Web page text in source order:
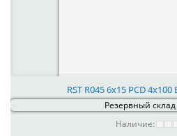
RST R045 6x15 PCD 4x100
Резервный
Наличие: